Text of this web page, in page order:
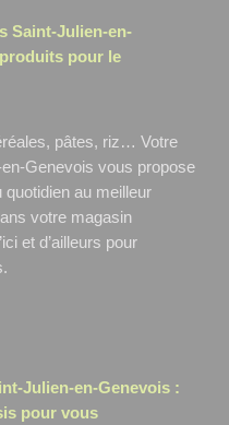
Saint-Julien-en-
pour le
pâtes, riz… Votre
Genevois vous propose
au meilleur
votre magasin
et d’ailleurs pour
Julien-en-Genevois :
pour vous